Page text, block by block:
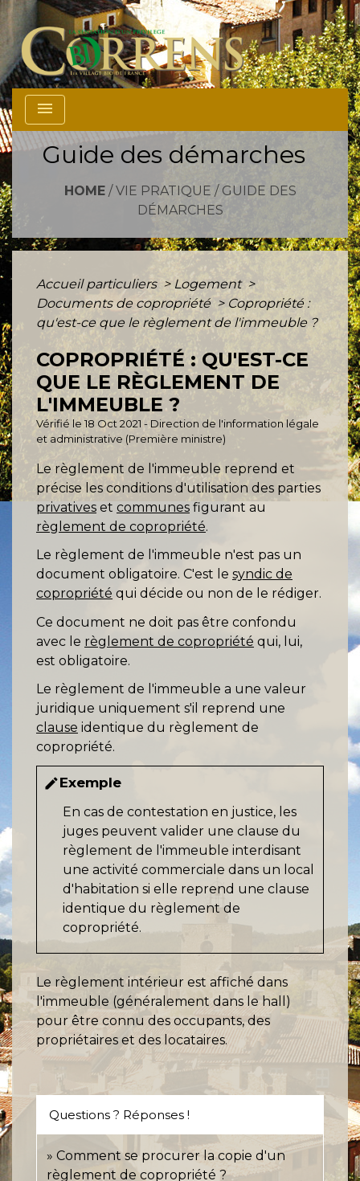
menu
Guide des démarches
HOME/ VIE PRATIQUE / GUIDE DES
DÉMARCHES
Accueil particuliers > Logement >
Documents de copropriété > Copropriété :
qu'est-ce que le règlement de l'immeuble ?
COPROPRIÉTÉ : QU'EST-CE
QUE LE RÈGLEMENT DE
L'IMMEUBLE ?
Vérifié le 18 Oct 2021 - Direction de l'information légale
et administrative (Première ministre)
Le règlement de l'immeuble reprend et
précise les conditions d'utilisation des parties
privatives et communes figurant au
règlement de copropriété.
Le règlement de l'immeuble n'est pas un
document obligatoire. C'est le syndic de
copropriété qui décide ou non de le rédiger.
Ce document ne doit pas être confondu
avec le règlement de copropriété qui, lui,
est obligatoire.
Le règlement de l'immeuble a une valeur
juridique uniquement s'il reprend une
clause identique du règlement de
copropriété.
editExemple
En cas de contestation en justice, les
juges peuvent valider une clause du
règlement de l'immeuble interdisant
une activité commerciale dans un local
d'habitation si elle reprend une clause
identique du règlement de
copropriété.
Le règlement intérieur est affiché dans
l'immeuble (généralement dans le hall)
pour être connu des occupants, des
propriétaires et des locataires.
Questions ? Réponses !
Comment se procurer la copie d'un
règlement de copropriété ?